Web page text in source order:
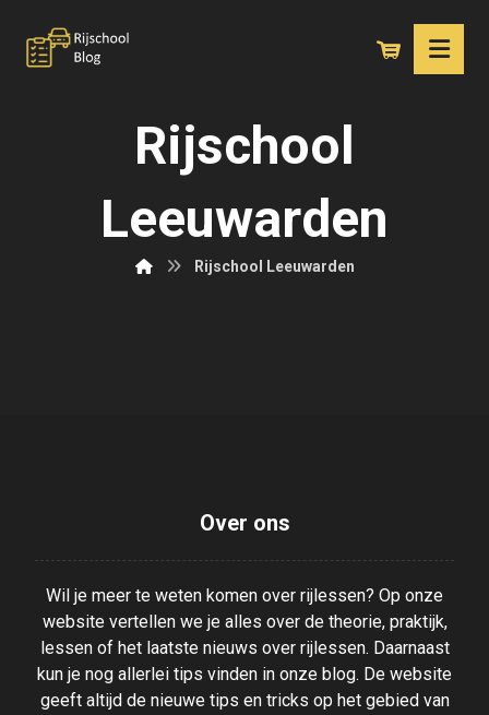
Rijschool
Leeuwarden
Rijschool Leeuwarden
Over ons
Wil je meer te weten komen over rijlessen? Op onze
website vertellen we je alles over de theorie, praktijk,
lessen of het laatste nieuws over rijlessen. Daarnaast
kun je nog allerlei tips vinden in onze blog. De website
geeft altijd de nieuwe tips en tricks op het gebied van